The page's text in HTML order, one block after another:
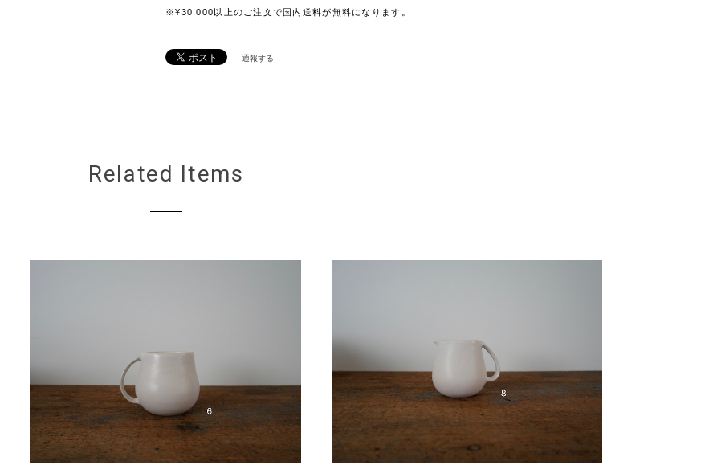
※¥30,000以上のご注文で国内送料が無料になります。
通報する
Related Items